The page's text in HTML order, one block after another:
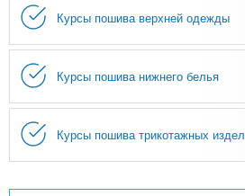
Курсы пошива верхней одежды
Курсы пошива нижнего белья
Курсы пошива трикотажных